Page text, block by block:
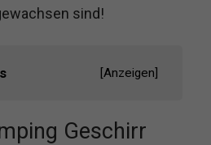
sind!
[Anzeigen]
Geschirr